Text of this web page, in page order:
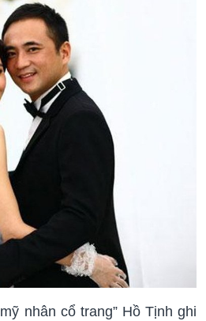
nhân cổ trang” Hồ Tịnh ghi